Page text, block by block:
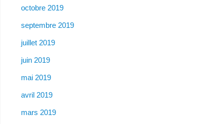
octobre 2019
septembre 2019
juillet 2019
juin 2019
mai 2019
avril 2019
mars 2019